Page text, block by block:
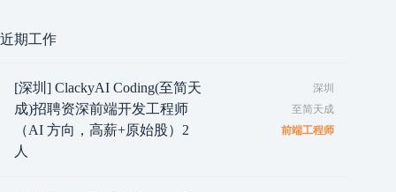
近期工作
[深圳] ClackyAI Coding(至简天
成)招聘资深前端开发工程师
（AI 方向，高薪+原始股）2
人
深圳
至简天成
前端工程师